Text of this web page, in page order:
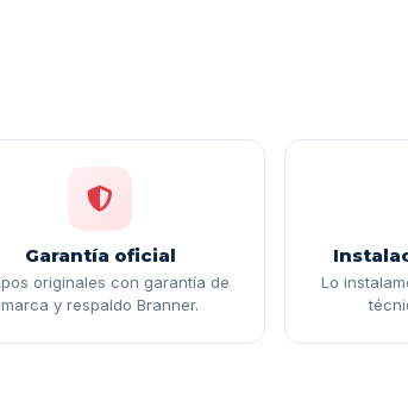
Garantía oficial
originales con garantía de
marca y respaldo Branner.
Lo